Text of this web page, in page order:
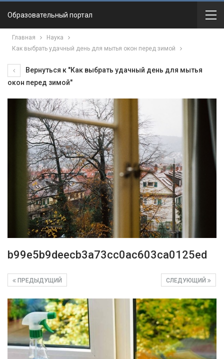
Образовательный портал
Главная
Наука
Как выбрать удачный день для мытья окон перед зимой
Вернуться к "Как выбрать удачный день для мытья
окон перед зимой"
b99e5b9deecb3a73cc0ac603ca0125ed
СЛЕДУЮЩИЙ
ПРЕДЫДУЩИЙ